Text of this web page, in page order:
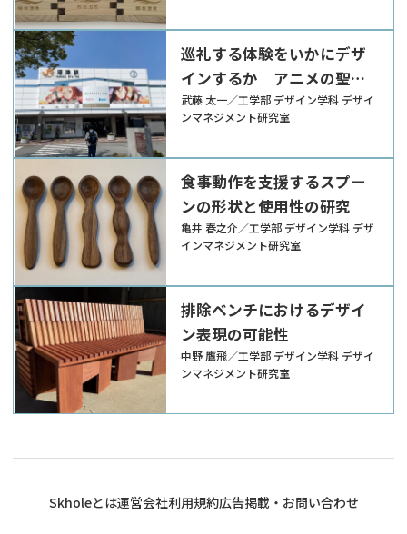
巡礼する体験をいかにデザ
インするか アニメの聖地
巡礼における体験導線・情
報設計の分析と評価
武藤 太⼀／工学部 デザイン学科 デザイ
ンマネジメント研究室
食事動作を支援するスプー
ンの形状と使用性の研究
⻲井 春之介／工学部 デザイン学科 デザ
インマネジメント研究室
排除ベンチにおけるデザイ
ン表現の可能性
中野 鷹⾶／工学部 デザイン学科 デザイ
ンマネジメント研究室
Skholeとは運営会社利用規約広告掲載・お問い合わせ